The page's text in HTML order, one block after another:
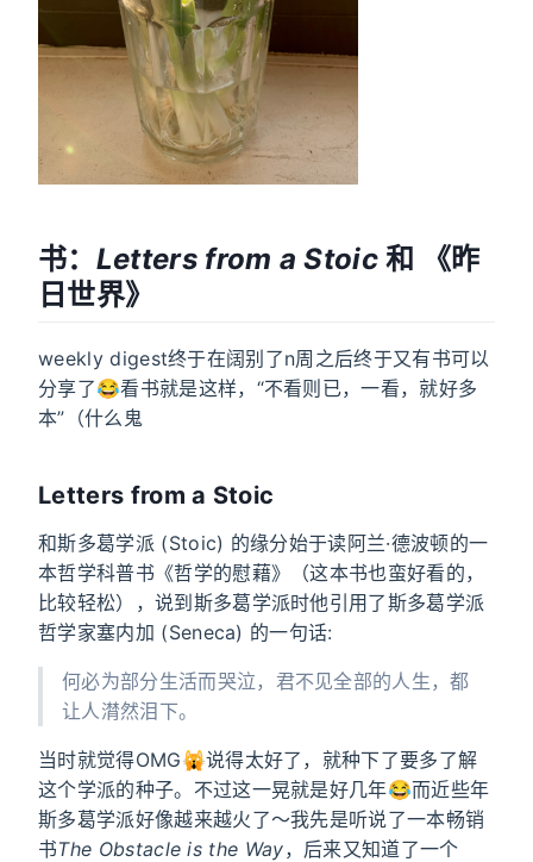
书： Letters from a Stoic 和 《昨
日世界》
weekly digest终于在阔别了n周之后终于又有书可以
分享了😂看书就是这样，“不看则已，一看，就好多
本”（什么鬼
Letters from a Stoic
和斯多葛学派 (Stoic) 的缘分始于读阿兰·德波顿的一
本哲学科普书《哲学的慰藉》（这本书也蛮好看的，
比较轻松），说到斯多葛学派时他引用了斯多葛学派
哲学家塞内加 (Seneca) 的一句话:
何必为部分生活而哭泣，君不见全部的人生，都
让人潸然泪下。
当时就觉得OMG🙀说得太好了，就种下了要多了解
这个学派的种子。不过这一晃就是好几年😂而近些年
斯多葛学派好像越来越火了～我先是听说了一本畅销
书The Obstacle is the Way，后来又知道了一个